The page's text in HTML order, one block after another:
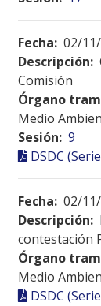
Fecha: 02/
Descripción:
Comisión
Órgano
Medio
Sesión: 9
DSDC
Fecha: 02/
Descripción:
contestación
Órgano
Medio
DSDC